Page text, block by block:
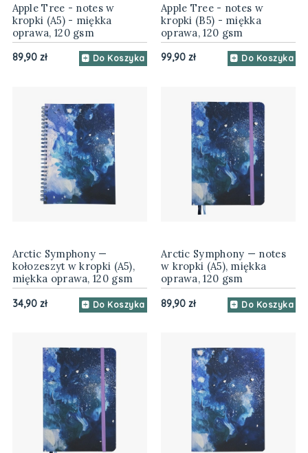
Apple Tree - notes w
kropki (A5) - miękka
oprawa, 120 gsm
89,90 zł Do Koszyka
Apple Tree - notes w
kropki (B5) - miękka
oprawa, 120 gsm
99,90 zł Do Koszyka
Arctic Symphony —
kołozeszyt w kropki (A5),
miękka oprawa, 120 gsm
34,90 zł Do Koszyka
Arctic Symphony — notes
w kropki (A5), miękka
oprawa, 120 gsm
89,90 zł Do Koszyka